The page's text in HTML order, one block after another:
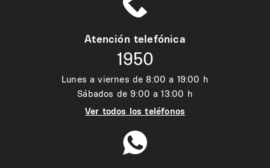
Atención telefónica
1950
Lunes a viernes de 8:00 a 19:00 h
Sábados de 9:00 a 13:00 h
Ver todos los teléfonos